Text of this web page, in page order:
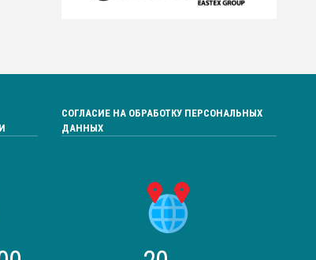
СОГЛАСИЕ НА ОБРАБОТКУ ПЕРСОНАЛЬНЫХ
ДАННЫХ